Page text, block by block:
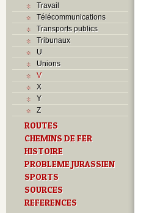
Travail
Télécommunications
Transports publics
Tribunaux
U
Unions
V
X
Y
Z
ROUTES
CHEMINS DE FER
HISTOIRE
PROBLEME JURASSIEN
SPORTS
SOURCES
REFERENCES